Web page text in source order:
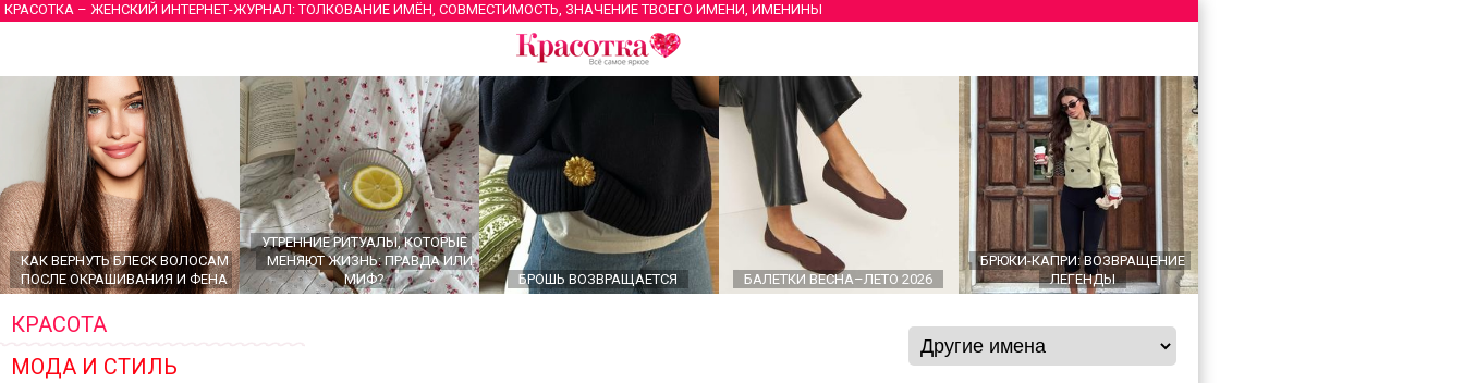
КРАСОТКА – ЖЕНСКИЙ ИНТЕРНЕТ-ЖУРНАЛ: ТОЛКОВАНИЕ ИМЁН, СОВМЕСТИМОСТЬ, ЗНАЧЕНИЕ ТВОЕГО ИМЕНИ, ИМЕНИНЫ
КАК ВЕРНУТЬ БЛЕСК ВОЛОСАМ
ПОСЛЕ ОКРАШИВАНИЯ И ФЕНА
УТРЕННИЕ РИТУАЛЫ, КОТОРЫЕ
МЕНЯЮТ ЖИЗНЬ: ПРАВДА ИЛИ
МИФ?
БРОШЬ ВОЗВРАЩАЕТСЯ БАЛЕТКИ ВЕСНА–ЛЕТО 2026
БРЮКИ-КАПРИ: ВОЗВРАЩЕНИЕ
ЛЕГЕНДЫ
КРАСОТА
МОДА И СТИЛЬ